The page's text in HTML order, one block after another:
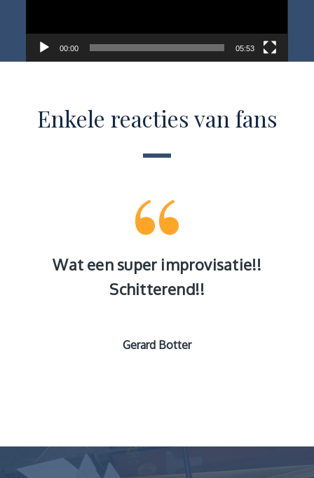
00:00 05:53
Enkele reacties van fans
Wat een super improvisatie!!
Schitterend!!
Gerard Botter